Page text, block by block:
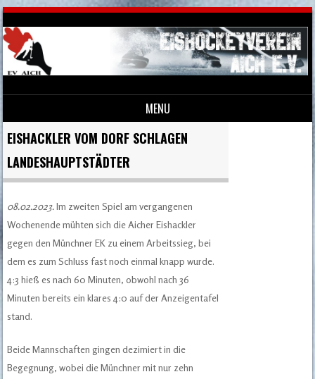
MENU
Skip to content
EISHACKLER VOM DORF SCHLAGEN
LANDESHAUPTSTÄDTER
08.02.2023.Im zweiten Spiel am vergangenen
Wochenende mühten sich die Aicher Eishackler
gegen den Münchner EK zu einem Arbeitssieg, bei
dem es zum Schluss fast noch einmal knapp wurde.
4:3 hieß es nach 60 Minuten, obwohl nach 36
Minuten bereits ein klares 4:0 auf der Anzeigentafel
stand.
Beide Mannschaften gingen dezimiert in die
Begegnung, wobei die Münchner mit nur zehn